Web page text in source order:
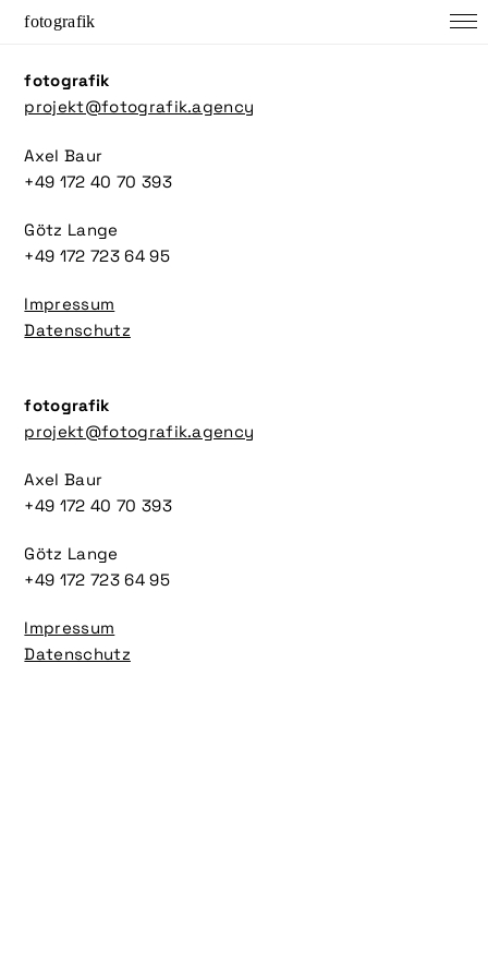
fotografik
fotografik
projekt@fotografik.agency
Axel Baur
+49 172 40 70 393
Götz Lange
+49 172 723 64 95
Impressum
Datenschutz
fotografik
projekt@fotografik.agency
Axel Baur
+49 172 40 70 393
Götz Lange
+49 172 723 64 95
Impressum
Datenschutz